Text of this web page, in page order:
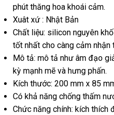
phút thăng hoa khoái cảm.
Xuât xứ : Nhật Bản
Chất liệu: silicon nguyên
tốt nhất cho càng cảm nhận
Mô tả: mô tả như âm đạo
kỳ mạnh mẽ có
nên
mua
và hưng phấn.
Kích thước: 200 mm x 85
Có khả năng chống thấm
Chức năng chính: kích thích